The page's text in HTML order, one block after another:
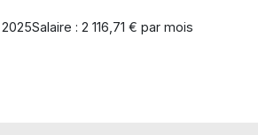
Salaire : 2 116,71 € par mois